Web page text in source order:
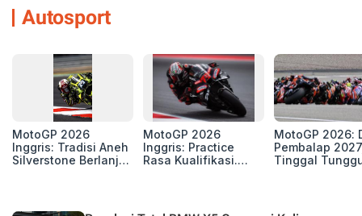
Autosport
MotoGP 2026
Inggris: Tradisi Aneh
Silverstone Berlanjut,
MotoGP 2026
Inggris: Practice
Rasa Kualifikasi.
Silverstone!
MotoGP 2026:
Pembalap
Tinggal